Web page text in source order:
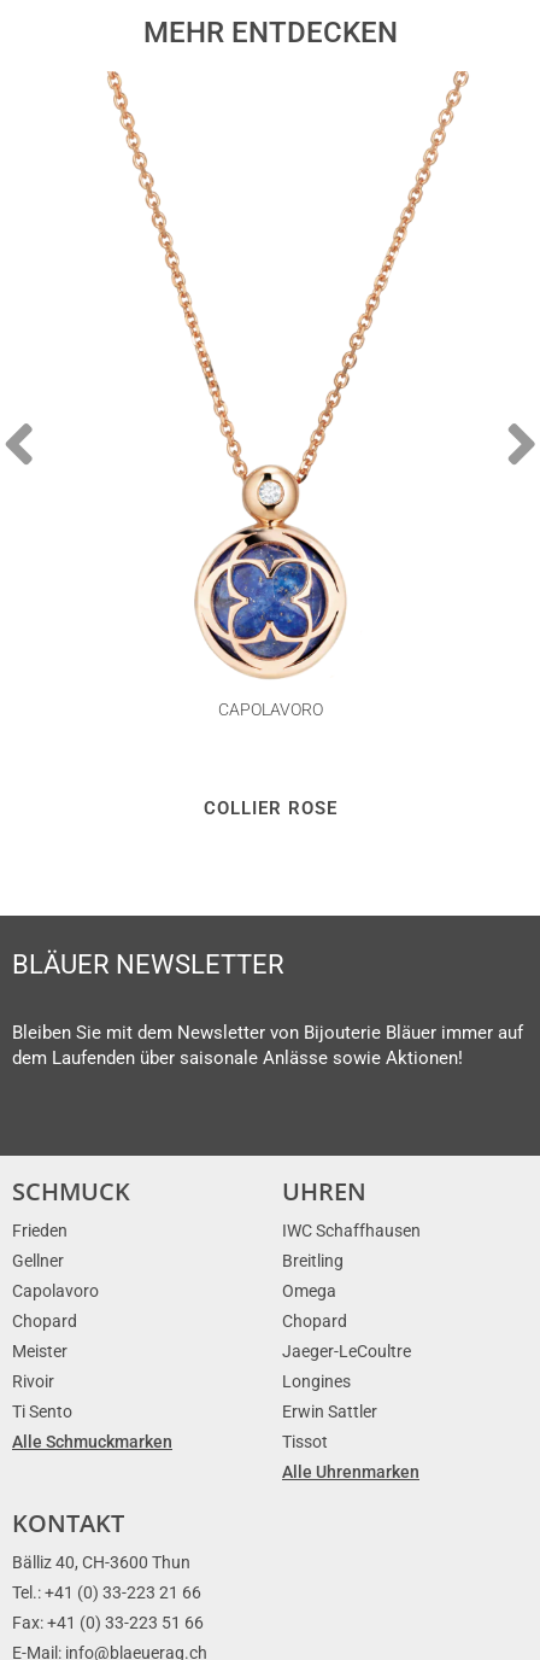
MEHR ENTDECKEN
CAPOLAVORO
COLLIER ROSE
BLÄUER NEWSLETTER
Bleiben Sie mit dem Newsletter von Bijouterie Bläuer immer auf
dem Laufenden über saisonale Anlässe sowie Aktionen!
SCHMUCK
Frieden
Gellner
Capolavoro
Chopard
Meister
Rivoir
Ti Sento
Alle Schmuckmarken
UHREN
IWC Schaffhausen
Breitling
Omega
Chopard
Jaeger-LeCoultre
Longines
Erwin Sattler
Tissot
Alle Uhrenmarken
KONTAKT
Bälliz 40, CH-3600 Thun
Tel.: +41 (0) 33-223 21 66
Fax: +41 (0) 33-223 51 66
E-Mail: info@blaeuerag.ch